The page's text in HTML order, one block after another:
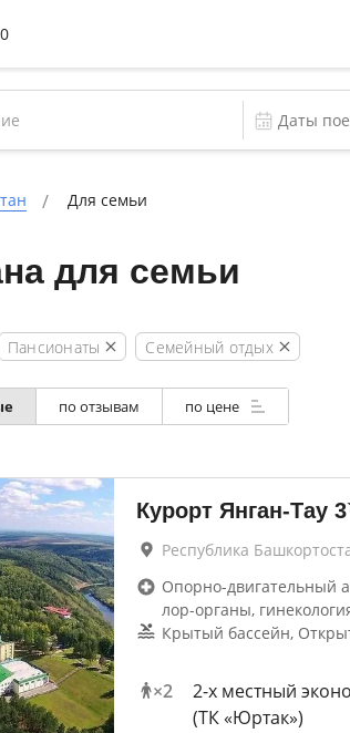
Для семьи
для семьи
Пансионаты Семейный отдых
по отзывам по цене
Курорт Янган-Тау 3
Республика
Опорно-двигательный
лор-органы,
Крытый бассейн,
×2
2-х местный
(ТК «Юртак»)